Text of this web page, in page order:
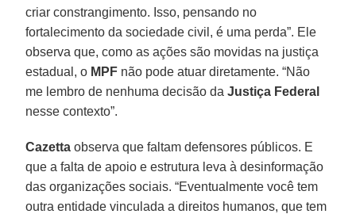
criar constrangimento. Isso, pensando no
fortalecimento da sociedade civil, é uma perda”. Ele
observa que, como as ações são movidas na justiça
estadual, o MPF não pode atuar diretamente. “Não
me lembro de nenhuma decisão daJustiça Federal
nesse contexto”.
Cazettaobserva que faltam defensores públicos. E
que a falta de apoio e estrutura leva à desinformação
das organizações sociais. “Eventualmente você tem
outra entidade vinculada a direitos humanos, que tem